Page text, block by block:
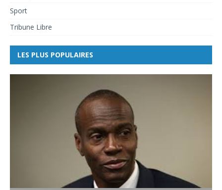
Sport
Tribune Libre
LES PLUS POPULAIRES